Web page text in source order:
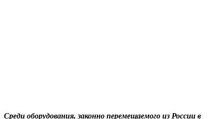
Среди оборудования, законно перемещаемого из России в